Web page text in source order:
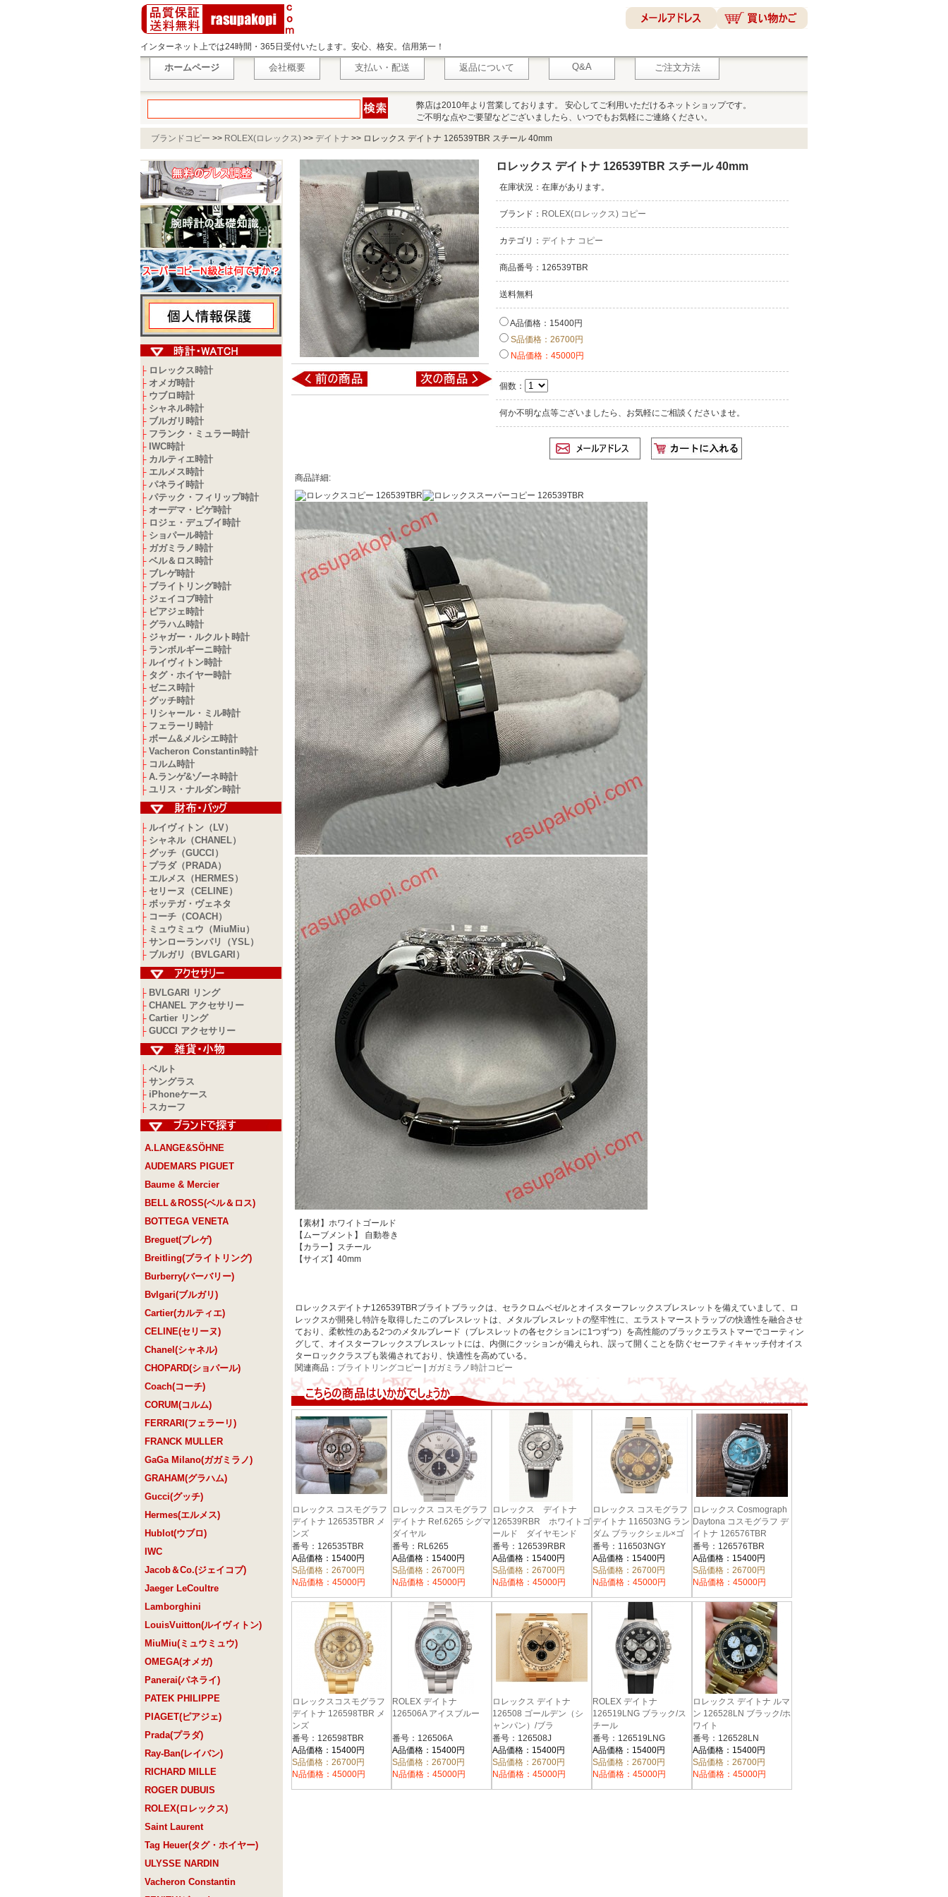
インターネット上では24時間・365日受付いたします。安心、格安。信用第一！
ホームページ 会社概要 支払い・配送 返品について Q&A ご注文方法
弊店は2010年より営業しております。 安心してご利用いただけるネットショップです。
ご不明な点やご要望などございましたら、いつでもお気軽にご連絡ください。
ブランドコピー >> ROLEX(ロレックス) >> デイトナ >> ロレックス デイトナ 126539TBR スチール 40mm
├ ロレックス時計
├ オメガ時計
├ ウブロ時計
├ シャネル時計
├ ブルガリ時計
├ フランク・ミュラー時計
├ IWC時計
├ カルティエ時計
├ エルメス時計
├ パネライ時計
├ パテック・フィリップ時計
├ オーデマ・ピゲ時計
├ ロジェ・デュブイ時計
├ ショパール時計
├ ガガミラノ時計
├ ベル＆ロス時計
├ ブレゲ時計
├ ブライトリング時計
├ ジェイコブ時計
├ ピアジェ時計
├ グラハム時計
├ ジャガー・ルクルト時計
├ ランボルギーニ時計
├ ルイヴィトン時計
├ タグ・ホイヤー時計
├ ゼニス時計
├ グッチ時計
├ リシャール・ミル時計
├ フェラーリ時計
├ ボーム&メルシエ時計
├ Vacheron Constantin時計
├ コルム時計
├ A.ランゲ&ゾーネ時計
├ ユリス・ナルダン時計
├ ルイヴィトン（LV）
├ シャネル（CHANEL）
├ グッチ（GUCCI）
├ プラダ（PRADA）
├ エルメス（HERMES）
├ セリーヌ（CELINE）
├ ボッテガ・ヴェネタ
├ コーチ（COACH）
├ ミュウミュウ（MiuMiu）
├ サンローランパリ（YSL）
├ ブルガリ（BVLGARI）
├ BVLGARI リング
├ CHANEL アクセサリー
├ Cartier リング
├ GUCCI アクセサリー
├ ベルト
├ サングラス
├ iPhoneケース
├ スカーフ
A.LANGE&SÖHNE
AUDEMARS PIGUET
Baume & Mercier
BELL＆ROSS(ベル＆ロス)
BOTTEGA VENETA
Breguet(ブレゲ)
Breitling(ブライトリング)
Burberry(バーバリー)
Bvlgari(ブルガリ)
Cartier(カルティエ)
CELINE(セリーヌ)
Chanel(シャネル)
CHOPARD(ショパール)
Coach(コーチ)
CORUM(コルム)
FERRARI(フェラーリ)
FRANCK MULLER
GaGa Milano(ガガミラノ)
GRAHAM(グラハム)
Gucci(グッチ)
Hermes(エルメス)
Hublot(ウブロ)
IWC
Jacob＆Co.(ジェイコブ)
Jaeger LeCoultre
Lamborghini
LouisVuitton(ルイヴィトン)
MiuMiu(ミュウミュウ)
OMEGA(オメガ)
Panerai(パネライ)
PATEK PHILIPPE
PIAGET(ピアジェ)
Prada(プラダ)
Ray-Ban(レイバン)
RICHARD MILLE
ROGER DUBUIS
ROLEX(ロレックス)
Saint Laurent
Tag Heuer(タグ・ホイヤー)
ULYSSE NARDIN
Vacheron Constantin
ロレックス デイトナ 126539TBR スチール 40mm
在庫状況：在庫があります。
ブランド： ROLEX(ロレックス) コピー
カテゴリ： デイトナ コピー
商品番号：126539TBR
送料無料
A品価格：15400円
S品価格：26700円
N品価格：45000円
個数：
何か不明な点等ございましたら、お気軽にご相談くださいませ。
商品詳細:
【素材】ホワイトゴールド
【ムーブメント】 自動巻き
【カラー】スチール
【サイズ】40mm
ロレックスデイトナ126539TBRブライトブラックは、セラクロムベゼルとオイスターフレックスブレスレットを備えていまして、ロ
レックスが開発し特許を取得したこのブレスレットは、メタルブレスレットの堅牢性に、エラストマーストラップの快適性を融合させ
ており、柔軟性のある2つのメタルブレード（ブレスレットの各セクションに1つずつ）を高性能のブラックエラストマーでコーティン
グして、オイスターフレックスブレスレットには、内側にクッションが備えられ、誤って開くことを防ぐセーフティキャッチ付オイス
ターロッククラスプも装備されており、快適性を高めている。
関連商品： ブライトリングコピー ガガミラノ時計コピー
ロレックス コスモグラフ
デイトナ 126535TBR メ
ンズ
番号：126535TBR
A品価格：15400円
S品価格：26700円
N品価格：45000円
ロレックス コスモグラフ
デイトナ Ref.6265 シグマ
ダイヤル
番号：RL6265
A品価格：15400円
S品価格：26700円
N品価格：45000円
ロレックス デイトナ
126539RBR ホワイトゴ
ールド ダイヤモンド
ブライトブラック
番号：126539RBR
A品価格：15400円
S品価格：26700円
N品価格：45000円
ロレックス コスモグラフ
デイトナ 116503NG ラン
ダム ブラックシェル×ゴ
ールドクリスタル×8Pダ
イヤ メンズ
番号：116503NGY
A品価格：15400円
S品価格：26700円
N品価格：45000円
ロレックス Cosmograph
Daytona コスモグラフ デ
イトナ 126576TBR
番号：126576TBR
A品価格：15400円
S品価格：26700円
N品価格：45000円
ロレックスコスモグラフ
デイトナ 126598TBR メ
ンズ
番号：126598TBR
A品価格：15400円
S品価格：26700円
N品価格：45000円
ROLEX デイトナ
126506A アイスブルー
番号：126506A
A品価格：15400円
S品価格：26700円
N品価格：45000円
ロレックス デイトナ
126508 ゴールデン（シ
ャンパン）/ブラ
番号：126508J
A品価格：15400円
S品価格：26700円
N品価格：45000円
ROLEX デイトナ
126519LNG ブラック/ス
チール
番号：126519LNG
A品価格：15400円
S品価格：26700円
N品価格：45000円
ロレックス デイトナ ルマ
ン 126528LN ブラック/ホ
ワイト
番号：126528LN
A品価格：15400円
S品価格：26700円
N品価格：45000円